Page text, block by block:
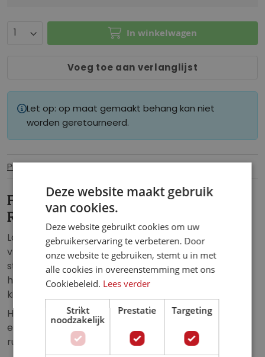
In winkelwagen
Voeg toe aan verlanglijst
Let op: op maat gemaakt behang kan niet
worden geretourneerd.
Productinformatie Specificaties
Fotobehang Vrolijke
Regenboogwereld
Laat kinderen dromen met dit fotobehang van een
vrolijke regenboogwereld. Zachte, roze wolken,
stralende regenboogkleuren en een dromerige
hemel zorgen voor een fantasierijke sfeer in de
kinderkamer.
Het speelse ontwerp is ideaal voor jonge avonturiers
en geeft een positieve, kleurrijke uitstraling aan de
ruimte.
Deze website maakt gebruik
van cookies.
Deze website gebruikt cookies om uw
gebruikerservaring te verbeteren. Door
onze website te gebruiken, stemt u in met
alle cookies in overeenstemming met ons
Cookiebeleid. Lees verder
Strikt
noodzakelijk
Prestatie Targeting